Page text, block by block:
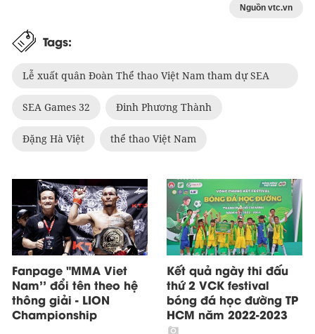
Nguồn vtc.vn
Tags:
Lễ xuất quân Đoàn Thể thao Việt Nam tham dự SEA
Games 32
SEA Games 32 Đinh Phương Thành
Đặng Hà Việt thể thao Việt Nam
Fanpage "MMA Viet
Nam'' đổi tên theo hệ
thông giải - LION
Championship
Kết quả ngày thi đấu
thứ 2 VCK festival
bóng đá học đường TP
HCM năm 2022-2023